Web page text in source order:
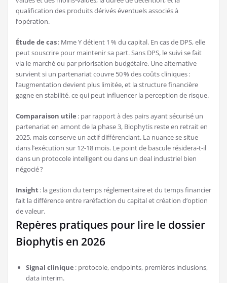
qualification des produits dérivés éventuels associés à
l’opération.
Étude de cas: Mme Y détient 1 % du capital. En cas de DPS, elle
peut souscrire pour maintenir sa part. Sans DPS, le suivi se fait
via le marché ou par priorisation budgétaire. Une alternative
survient si un partenariat couvre 50 % des coûts cliniques :
l’augmentation devient plus limitée, et la structure financière
gagne en stabilité, ce qui peut influencer la perception de risque.
Comparaison utile : par rapport à des pairs ayant sécurisé un
partenariat en amont de la phase 3, Biophytis reste en retrait en
2025, mais conserve un actif différenciant. La nuance se situe
dans l’exécution sur 12-18 mois. Le point de bascule résidera-t-il
dans un protocole intelligent ou dans un deal industriel bien
négocié ?
Insight: la gestion du temps réglementaire et du temps financier
fait la différence entre raréfaction du capital et création d’option
de valeur.
Repères pratiques pour lire le dossier
Biophytis en 2026
Signal clinique : protocole, endpoints, premières inclusions,
data interim.